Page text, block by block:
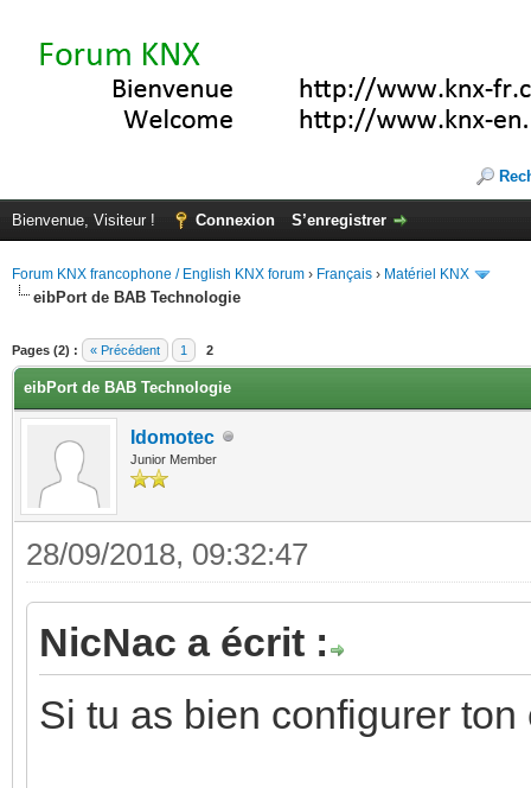
Bienvenue, Visiteur ! Connexion S’enregistrer
Forum KNX francophone / English KNX forum › Français › Matériel KNX
eibPort de BAB Technologie
Pages (2) : « Précédent 1 2
eibPort de BAB Technologie
Idomotec
Junior Member
28/09/2018, 09:32:47
NicNac a écrit :
Si tu as bien configurer